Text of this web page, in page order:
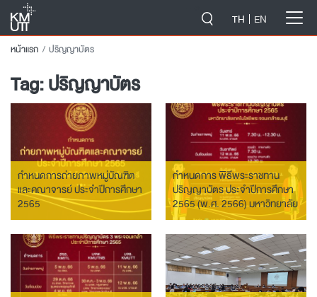
TH EN
หน้าแรก ปริญญาบัตร
Tag:ปริญญาบัตร
กำหนดการถ่ายภาพหมู่บัณฑิต
และคณาจารย์ ประจำปีการศึกษา
2565
กำหนดการ พิธีพระราชทาน
ปริญญาบัตร ประจำปีการศึกษา
2565 (พ.ศ. 2566) มหาวิทยาลัย
เทคโนโลยีพระจอมเกล้าธนบุรี